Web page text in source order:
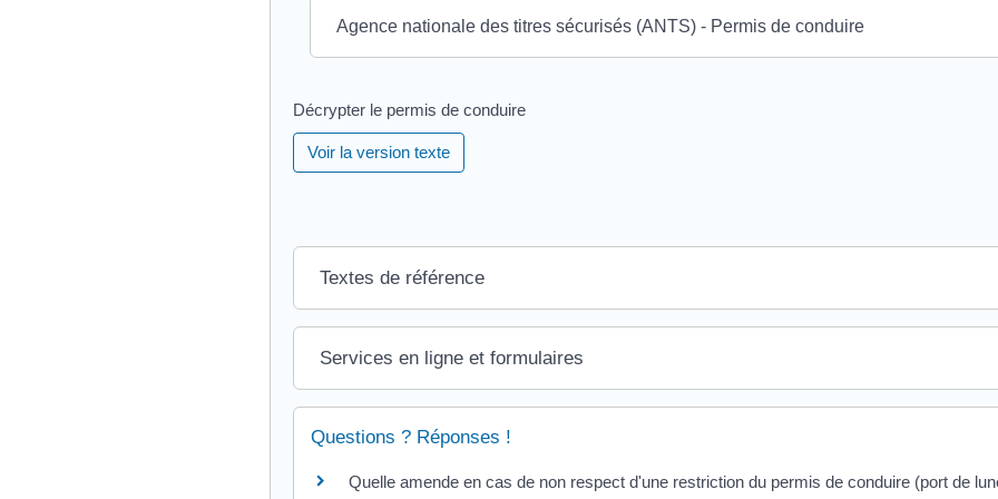
Agence nationale des titres sécurisés (ANTS) - Permis de conduire
Décrypter le permis de conduire
Voir la version texte
Textes de référence
Services en ligne et formulaires
Questions ? Réponses !
Quelle amende en cas de non respect d'une restriction du permis de conduire (port de